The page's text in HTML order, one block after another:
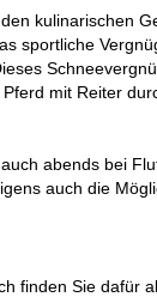
kulinarischen
sportliche
mit Reiter
abends bei
auch die
finden Sie dafür